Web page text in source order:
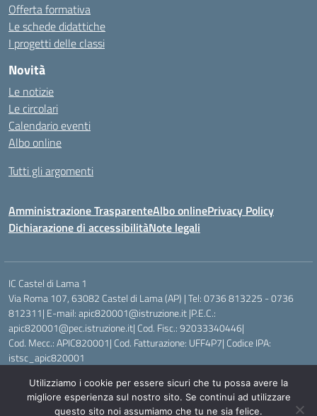
Offerta formativa
Le schede didattiche
I progetti delle classi
Novità
Le notizie
Le circolari
Calendario eventi
Albo online
Tutti gli argomenti
Amministrazione TrasparenteAlbo onlinePrivacy Policy
Dichiarazione di accessibilitàNote legali
IC Castel di Lama 1
Via Roma 107, 63082 Castel di Lama (AP) | Tel: 0736 813225 - 0736
812311| E-mail: apic820001@istruzione.it |P.E.C.:
apic820001@pec.istruzione.it| Cod. Fisc.: 92033340446|
Cod. Mecc.: APIC820001| Cod. Fatturazione: UFF4P7| Codice IPA:
istsc_apic820001
Idea e progetto di Designers Italia
Utilizziamo i cookie per essere sicuri che tu possa avere la
migliore esperienza sul nostro sito. Se continui ad utilizzare
questo sito noi assumiamo che tu ne sia felice.